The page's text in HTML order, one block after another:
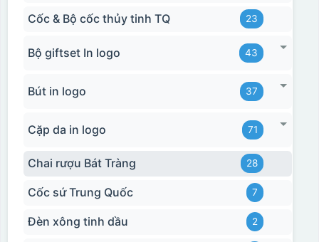
Cốc & Bộ cốc thủy tinh TQ 23
Bộ giftset In logo 43
Bút in logo 37
Cặp da in logo 71
Chai rượu Bát Tràng 28
Cốc sứ Trung Quốc 7
Đèn xông tinh dầu 2